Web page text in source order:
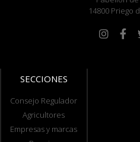
14800 Priego
SECCIONES
Consejo Regulador
Agricultores
Empresas y marcas